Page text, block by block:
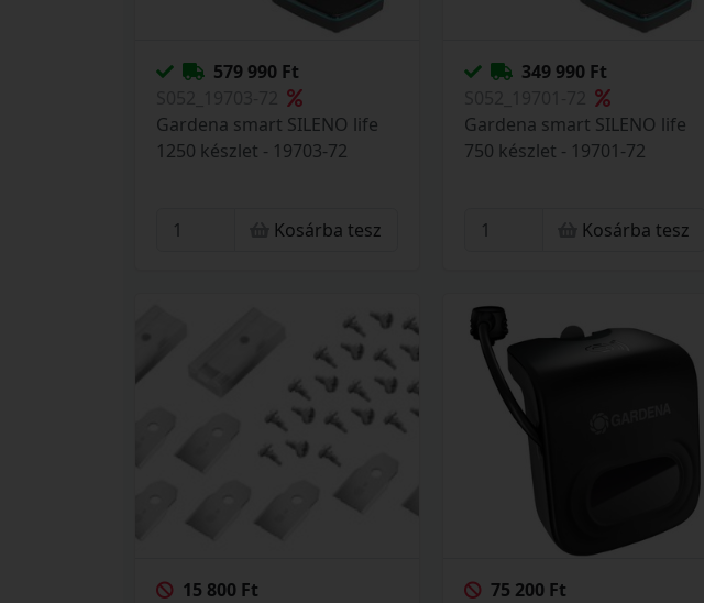
579 990 Ft
Gardena smart SILENO life
1250 készlet - 19703-72
Kosárba tesz
349 990 Ft
Gardena smart SILENO life
750 készlet - 19701-72
Kosárba tesz
15 800 Ft
75 200 Ft